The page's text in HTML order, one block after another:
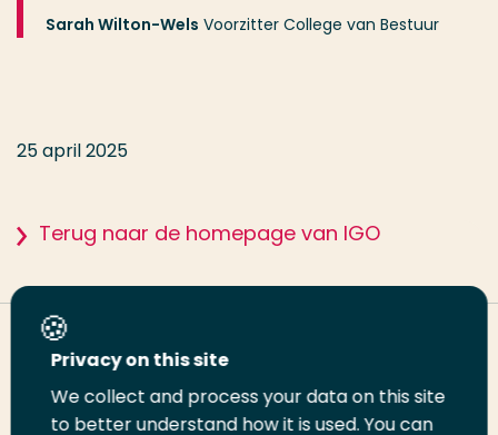
Sarah Wilton-Wels Voorzitter College van Bestuur
25 april 2025
Terug naar de homepage van IGO
Deel deze pagina
Privacy on this site
We collect and process your data on this site
to better understand how it is used. You can